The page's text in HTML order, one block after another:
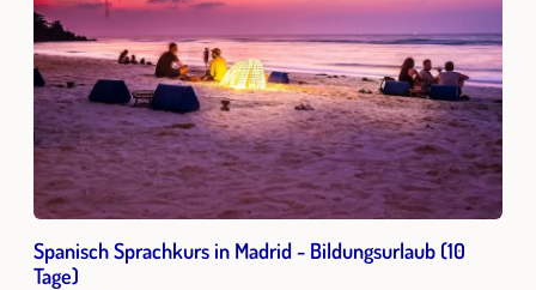
Spanisch Sprachkurs in Madrid - Bildungsurlaub (10
Tage)